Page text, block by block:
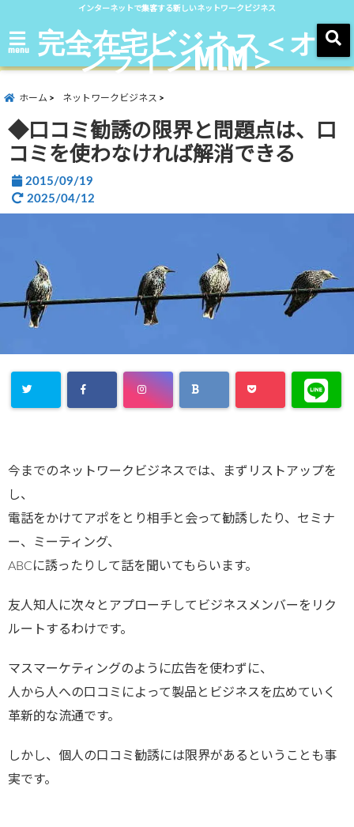
インターネットで集客する新しいネットワークビジネス
menu 完全在宅ビジネス＜オ
ンラインMLM＞
ホーム ネットワークビジネス
◆口コミ勧誘の限界と問題点は、口
コミを使わなければ解消できる
2015/09/19
2025/04/12
今までのネットワークビジネスでは、まずリストアップを
し、
電話をかけてアポをとり相手と会って勧誘したり、セミナ
ー、ミーティング、
ABCに誘ったりして話を聞いてもらいます。
友人知人に次々とアプローチしてビジネスメンバーをリク
ルートするわけです。
マスマーケティングのように広告を使わずに、
人から人への口コミによって製品とビジネスを広めていく
革新的な流通です。
しかし、個人の口コミ勧誘には限界があるということも事
実です。